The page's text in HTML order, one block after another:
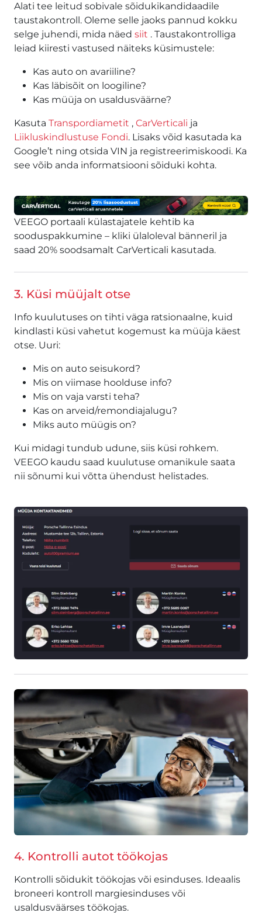
Alati tee leitud sobivale sõidukikandidaadile
taustakontroll. Oleme selle jaoks pannud kokku
selge juhendi, mida näed siit . Taustakontrolliga
leiad kiiresti vastused näiteks küsimustele:
Kas auto on avariiline?
Kas läbisõit on loogiline?
Kas müüja on usaldusväärne?
Kasuta Transpordiametit , CarVerticali ja
Liikluskindlustuse Fondi. Lisaks võid kasutada ka
Google’t ning otsida VIN ja registreerimiskoodi. Ka
see võib anda informatsiooni sõiduki kohta.
VEEGO portaali külastajatele kehtib ka
sooduspakkumine – kliki ülaloleval bänneril ja
saad 20% soodsamalt CarVerticali kasutada.
3. Küsi müüjalt otse
Info kuulutuses on tihti väga ratsionaalne, kuid
kindlasti küsi vahetut kogemust ka müüja käest
otse. Uuri:
Mis on auto seisukord?
Mis on viimase hoolduse info?
Mis on vaja varsti teha?
Kas on arveid/remondiajalugu?
Miks auto müügis on?
Kui midagi tundub udune, siis küsi rohkem.
VEEGO kaudu saad kuulutuse omanikule saata
nii sõnumi kui võtta ühendust helistades.
4. Kontrolli autot töökojas
Kontrolli sõidukit töökojas või esinduses. Ideaalis
broneeri kontroll margiesinduses või
usaldusväärses töökojas.